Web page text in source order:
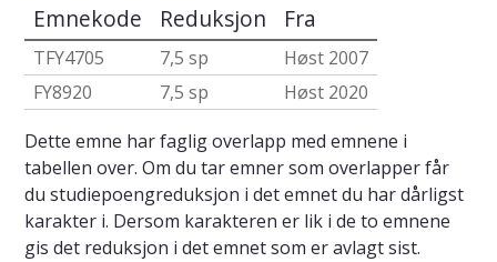
Emnekode Reduksjon Fra
TFY4705 7,5 sp
Høst 2007
FY8920
7,5 sp
Høst 2020
Dette emne har faglig overlapp med emnene i
tabellen over. Om du tar emner som overlapper får
du studiepoengreduksjon i det emnet du har dårligst
karakter i. Dersom karakteren er lik i de to emnene
gis det reduksjon i det emnet som er avlagt sist.